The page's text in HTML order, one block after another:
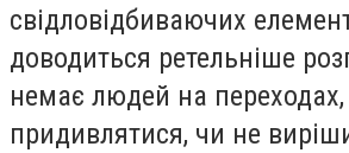
свідловідбиваючих
доводиться ретельніше
немає людей на переходах,
придивлятися, чи не